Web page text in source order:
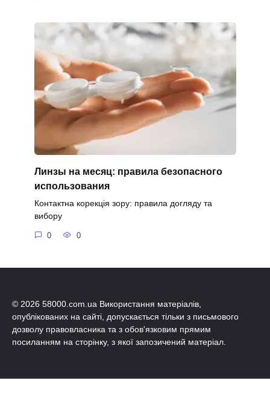
Линзы на месяц: правила безопасного
использования
Контактна корекція зору: правила догляду та
вибору
0 0
© 2026 58000.com.ua Використання матеріалів,
опублікованих на сайті, допускається тільки з письмового
дозволу правовласника та з обов'язковим прямим
посиланням на сторінку, з якої запозичений матеріал.